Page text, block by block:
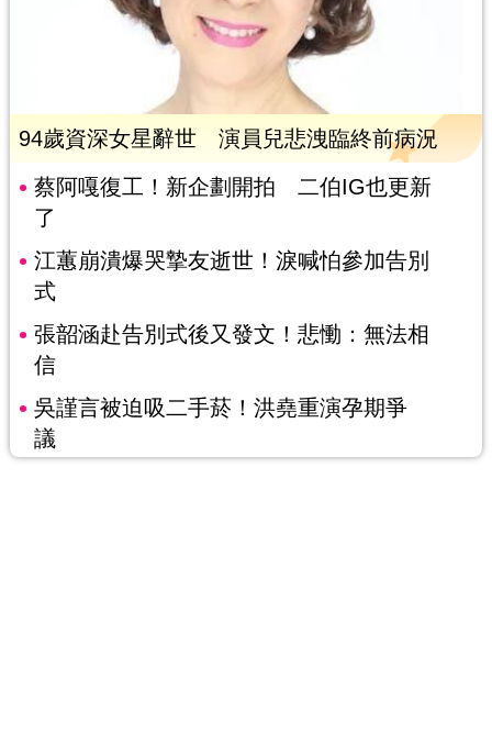
94歲資深女星辭世 演員兒悲洩臨終前病況
蔡阿嘎復工！新企劃開拍 二伯IG也更新
了
江蕙崩潰爆哭摯友逝世！淚喊怕參加告別
式
張韶涵赴告別式後又發文！悲慟：無法相
信
吳謹言被迫吸二手菸！洪堯重演孕期爭
議